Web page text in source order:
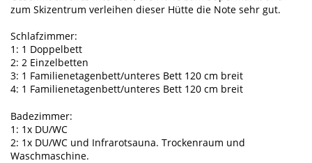
zum Skizentrum verleihen dieser Hütte die Note sehr gut.
Schlafzimmer:
1: 1 Doppelbett
2: 2 Einzelbetten
3: 1 Familienetagenbett/unteres Bett 120 cm breit
4: 1 Familienetagenbett/unteres Bett 120 cm breit
Badezimmer:
1: 1x DU/WC
2: 1x DU/WC und Infrarotsauna. Trockenraum und
Waschmaschine.